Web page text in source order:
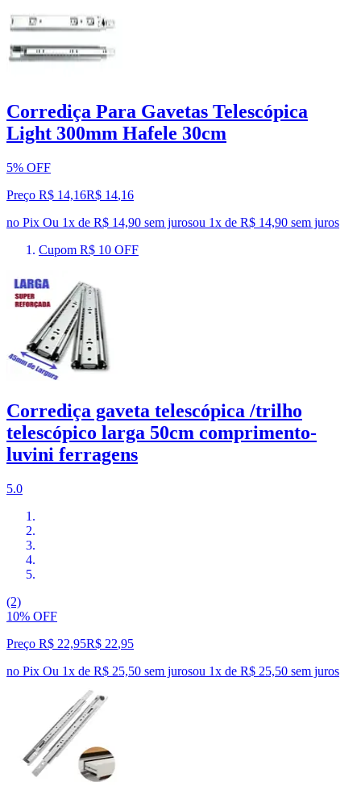
Corrediça Para Gavetas Telescópica
Light 300mm Hafele 30cm
5% OFF
Preço R$ 14,16R$ 14,16
no Pix Ou 1x de R$ 14,90 sem jurosou 1x de R$ 14,90 sem juros
Cupom R$ 10 OFF
Corrediça gaveta telescópica /trilho
telescópico larga 50cm comprimento-
luvini ferragens
5.0
(2)
10% OFF
Preço R$ 22,95R$ 22,95
no Pix Ou 1x de R$ 25,50 sem jurosou 1x de R$ 25,50 sem juros